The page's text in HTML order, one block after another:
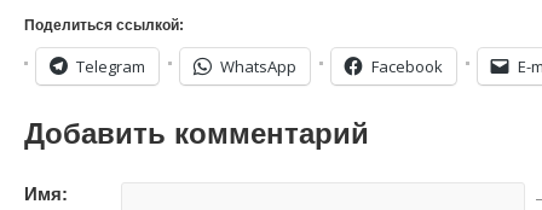
Поделиться ссылкой:
Telegram WhatsApp Facebook E-
Добавить комментарий
Имя: